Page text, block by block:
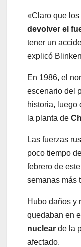
«Claro que
devolver el
tener un
explicó
En 1986, el
escenario del
historia, luego
la planta de
Las fuerzas
poco tiempo
febrero de
semanas más
Hubo daños y
quedaban en
nuclear de la
afectado.